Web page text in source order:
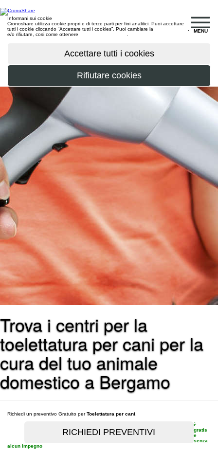
MENU
Informani sui cookie
Cronoshare utilizza cookie propri e di terze parti per fini analitici. Puoi accettare
tutti i cookie cliccando “Accettare tutti i cookies”. Puoi cambiare la
e/o rifiutare, cosi come ottenere
Trova i centri per la
toelettatura per cani per la
cura del tuo animale
domestico a Bergamo
Richiedi un preventivo Gratuito perToelettatura per cani
è
gratis
e
senza
alcun impegno